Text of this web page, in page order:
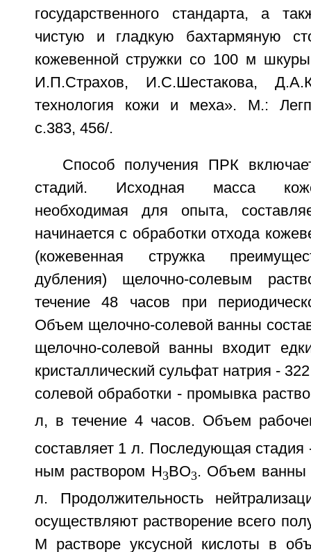
государственного стандарта, а
чистую и гладкую бахтармяную
кожевенной стружки со 100 м
И.П.Страхов, И.С.Шестакова,
технология кожи и меха». М.:
с.383, 456/.
Способ получения ПРК
стадий. Исходная масса
необходимая для опыта,
начинается с обработки отхода
(кожевенная стружка
дубления) щелочно-солевым
течение 48 часов при
Объем щелочно-солевой ванны
щелочно-солевой ванны входит
кристаллический сульфат натрия -
солевой обработки - промывка
л, в течение 4 часов. Объем
составляет 1 л. Последующая стадия
ным раствором H3BO3. Объем ванны
л. Продолжительность
осуществляют растворение всего
М растворе уксусной кислоты в